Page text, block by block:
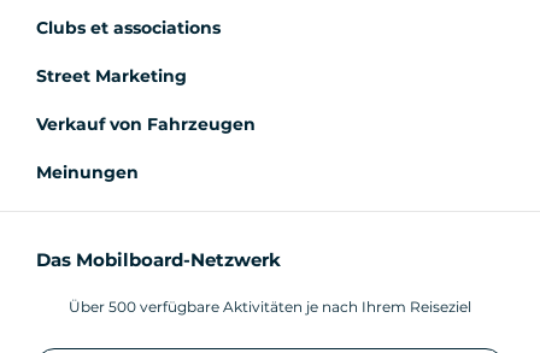
Clubs et associations
Street Marketing
Verkauf von Fahrzeugen
Meinungen
Das Mobilboard-Netzwerk
Über 500 verfügbare Aktivitäten je nach Ihrem Reiseziel